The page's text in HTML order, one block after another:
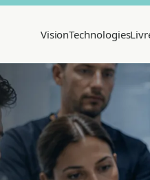
VisionTechnologies